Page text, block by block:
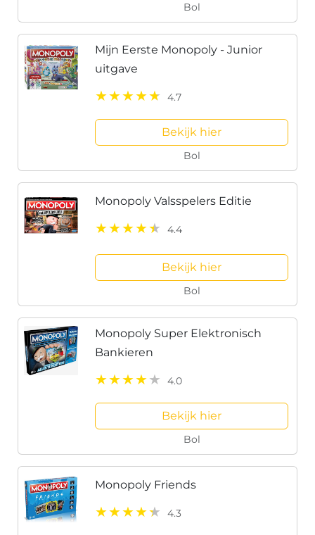
Bol
Mijn Eerste Monopoly - Junior
uitgave
4.7
Bekijk hier
Bol
Monopoly Valsspelers Editie
4.4
Bekijk hier
Bol
Monopoly Super Elektronisch
Bankieren
4.0
Bekijk hier
Bol
Monopoly Friends
4.3